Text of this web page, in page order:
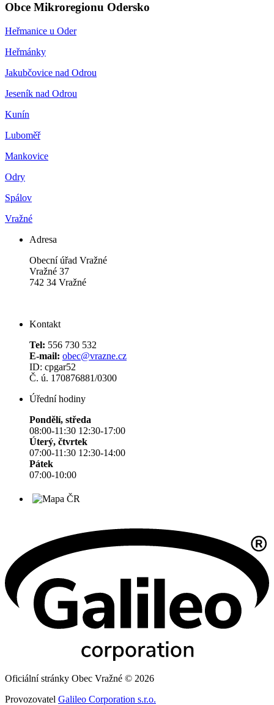
Obce Mikroregionu Odersko
Heřmanice u Oder
Heřmánky
Jakubčovice nad Odrou
Jeseník nad Odrou
Kunín
Luboměř
Mankovice
Odry
Spálov
Vražné
Adresa
Obecní úřad Vražné
Vražné 37
742 34 Vražné
Kontakt
Tel: 556 730 532
E-mail: obec@vrazne.cz
ID: cpgar52
Č. ú. 170876881/0300
Úřední hodiny
Pondělí, středa
08:00-11:30 12:30-17:00
Úterý, čtvrtek
07:00-11:30 12:30-14:00
Pátek
07:00-10:00
Oficiální stránky Obec Vražné © 2026
Provozovatel Galileo Corporation s.r.o.